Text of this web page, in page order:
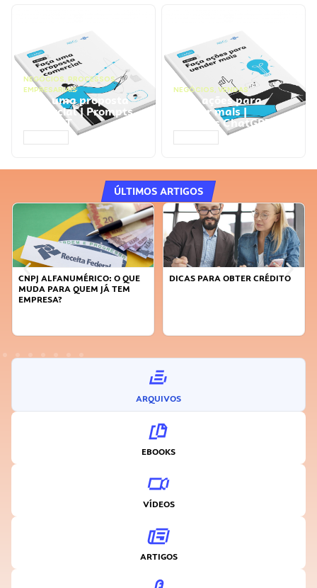
NEGÓCIOS, PROCESSOS
EMPRESARIAIS
Faça uma proposta
comercial | Prompts
ChatGPT
NEGÓCIOS, VENDAS
Faça ações para
vender mais |
Prompts ChatGPT
ÚLTIMOS ARTIGOS
DICAS PARA OBTER CRÉDITO
FAÇA A DIFERENÇA: SEJA
ARQUIVOS
EBOOKS
VÍDEOS
ARTIGOS